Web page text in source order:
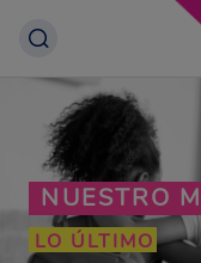
NUESTRO
LO ÚLTIMO